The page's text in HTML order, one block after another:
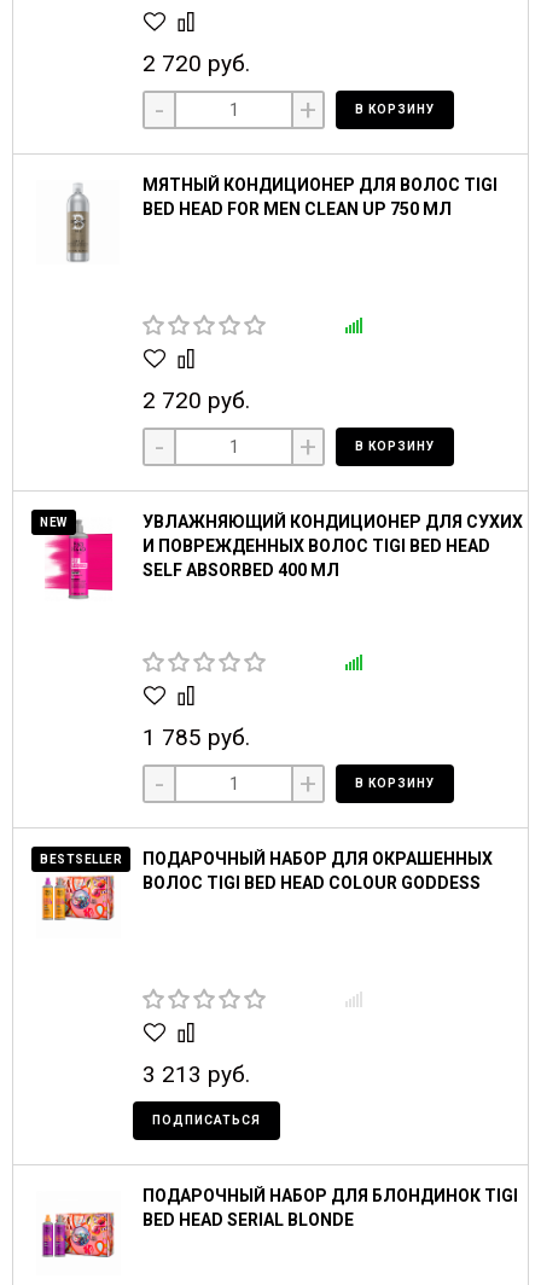
2 720 руб.
- + В КОРЗИНУ
МЯТНЫЙ КОНДИЦИОНЕР ДЛЯ ВОЛОС TIGI
BED HEAD FOR MEN CLEAN UP 750 МЛ
2 720 руб.
- + В КОРЗИНУ
NEW
УВЛАЖНЯЮЩИЙ КОНДИЦИОНЕР ДЛЯ СУХИХ
И ПОВРЕЖДЕННЫХ ВОЛОС TIGI BED HEAD
SELF ABSORBED 400 МЛ
1 785 руб.
- + В КОРЗИНУ
BESTSELLER
ПОДАРОЧНЫЙ НАБОР ДЛЯ ОКРАШЕННЫХ
ВОЛОС TIGI BED HEAD COLOUR GODDESS
3 213 руб.
ПОДПИСАТЬСЯ
ПОДАРОЧНЫЙ НАБОР ДЛЯ БЛОНДИНОК TIGI
BED HEAD SERIAL BLONDE